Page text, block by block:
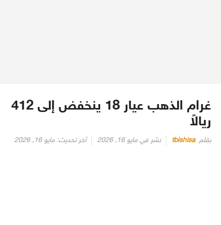
غرام الذهب عيار 18 ينخفض إلى 412
ريالاً
بقلم tbishisa نشر في مايو 16, 2026 آخر تحديث: مايو 16, 2026